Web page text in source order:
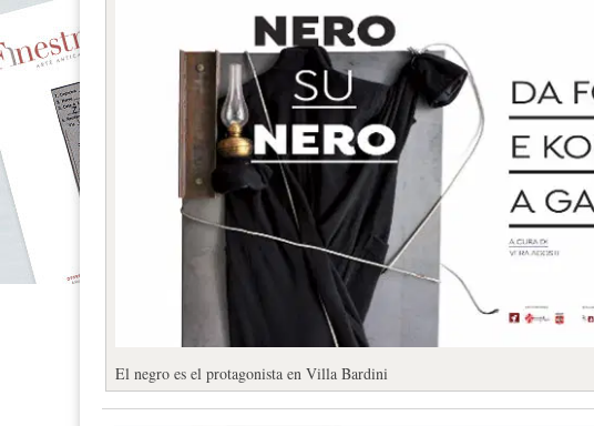
El negro es el protagonista en Villa Bardini